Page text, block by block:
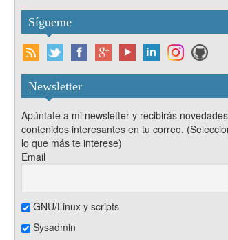
Sígueme
Newsletter
Apúntate a mi newsletter y recibirás
contenidos interesantes en tu correo.
lo que más te interese)
Email
GNU/Linux y scripts
Sysadmin